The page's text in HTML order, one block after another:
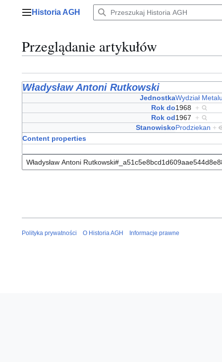
Menu główne
Historia AGH
Przeglądanie artykułów
Władysław Antoni Rutkowski
JednostkaWydział
Rok do1968
+
Rok od1967
+
StanowiskoProdziekan +
Content properties
Polityka prywatności O Historia AGH Informacje prawne